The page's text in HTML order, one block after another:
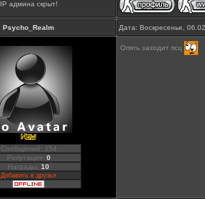
IP админа скрыт!
Psycho_Realm Дата: Воскресенье,
Сообщений: 254
Репутация: 0
Награды:10
Добавить в друзья
Опять заходит псц